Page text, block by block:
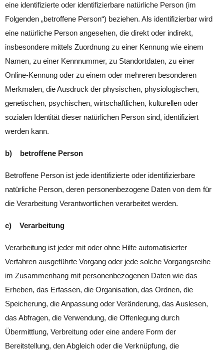
eine identifizierte oder identifizierbare natürliche Person (im
Folgenden „betroffene Person“) beziehen. Als identifizierbar wird
eine natürliche Person angesehen, die direkt oder indirekt,
insbesondere mittels Zuordnung zu einer Kennung wie einem
Namen, zu einer Kennnummer, zu Standortdaten, zu einer
Online-Kennung oder zu einem oder mehreren besonderen
Merkmalen, die Ausdruck der physischen, physiologischen,
genetischen, psychischen, wirtschaftlichen, kulturellen oder
sozialen Identität dieser natürlichen Person sind, identifiziert
werden kann.
b) betroffene Person
Betroffene Person ist jede identifizierte oder identifizierbare
natürliche Person, deren personenbezogene Daten von dem für
die Verarbeitung Verantwortlichen verarbeitet werden.
c) Verarbeitung
Verarbeitung ist jeder mit oder ohne Hilfe automatisierter
Verfahren ausgeführte Vorgang oder jede solche Vorgangsreihe
im Zusammenhang mit personenbezogenen Daten wie das
Erheben, das Erfassen, die Organisation, das Ordnen, die
Speicherung, die Anpassung oder Veränderung, das Auslesen,
das Abfragen, die Verwendung, die Offenlegung durch
Übermittlung, Verbreitung oder eine andere Form der
Bereitstellung, den Abgleich oder die Verknüpfung, die